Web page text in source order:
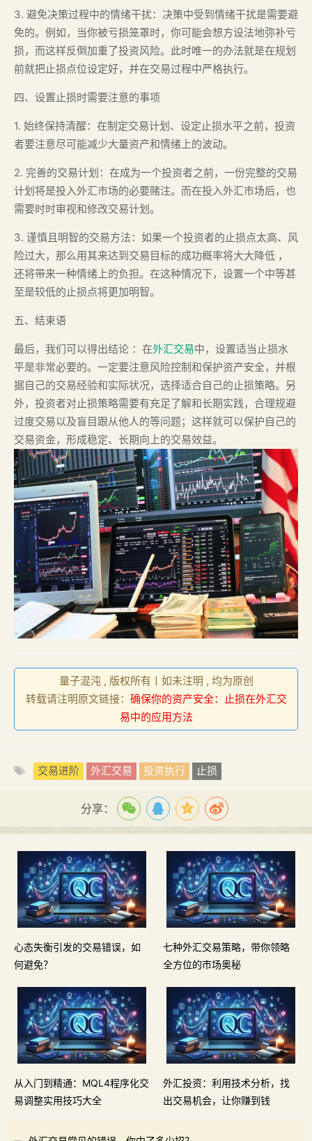
3. 避免决策过程中的情绪干扰：决策中受到情绪干扰是需要避
免的。例如，当你被亏损笼罩时，你可能会想方设法地弥补亏
损，而这样反倒加重了投资风险。此时唯一的办法就是在规划
前就把止损点位设定好，并在交易过程中严格执行。
四、设置止损时需要注意的事项
1. 始终保持清醒：在制定交易计划、设定止损水平之前，投资
者要注意尽可能减少大量资产和情绪上的波动。
2. 完善的交易计划：在成为一个投资者之前，一份完整的交易
计划将是投入外汇市场的必要赌注。而在投入外汇市场后，也
需要时时审视和修改交易计划。
3. 谨慎且明智的交易方法：如果一个投资者的止损点太高、风
险过大，那么用其来达到交易目标的成功概率将大大降低 ，
还将带来一种情绪上的负担。在这种情况下，设置一个中等甚
至是较低的止损点将更加明智。
五、结束语
最后，我们可以得出结论 ：在外汇交易中，设置适当止损水
平是非常必要的。一定要注意风险控制和保护资产安全，并根
据自己的交易经验和实际状况，选择适合自己的止损策略。另
外，投资者对止损策略需要有充足了解和长期实践，合理规避
过度交易以及盲目跟从他人的等问题；这样就可以保护自己的
交易资金，形成稳定、长期向上的交易效益。
量子混沌 , 版权所有丨如未注明 , 均为原创
转载请注明原文链接： 确保你的资产安全：止损在外汇交
易中的应用方法
交易进阶 外汇交易 投资执行 止损
分享：
心态失衡引发的交易错误，如
何避免？
七种外汇交易策略，带你领略
全方位的市场奥秘
从入门到精通：MQL4程序化交
易调整实用技巧大全
外汇投资：利用技术分析，找
出交易机会，让你赚到钱